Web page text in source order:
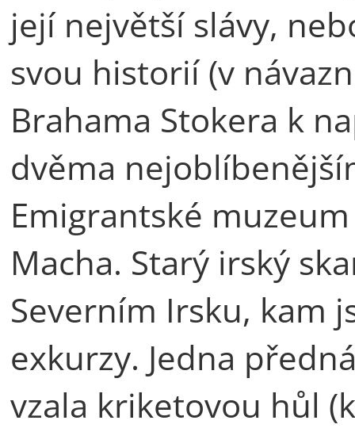
její největší slávy,
svou historií (v
Brahama Stokera k
dvěma
Emigrantské
Macha. Starý irský
Severním Irsku, kam
exkurzy. Jedna
vzala kriketovou hůl